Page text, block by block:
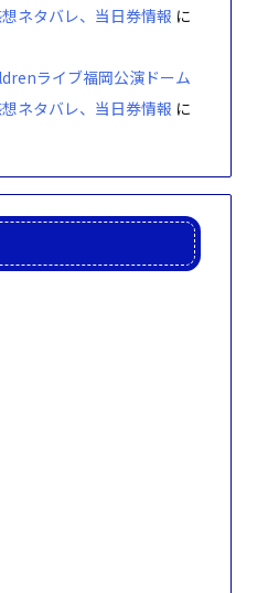
ネタバレ、当日券情報 に
ライブ福岡公演ドーム
ネタバレ、当日券情報 に